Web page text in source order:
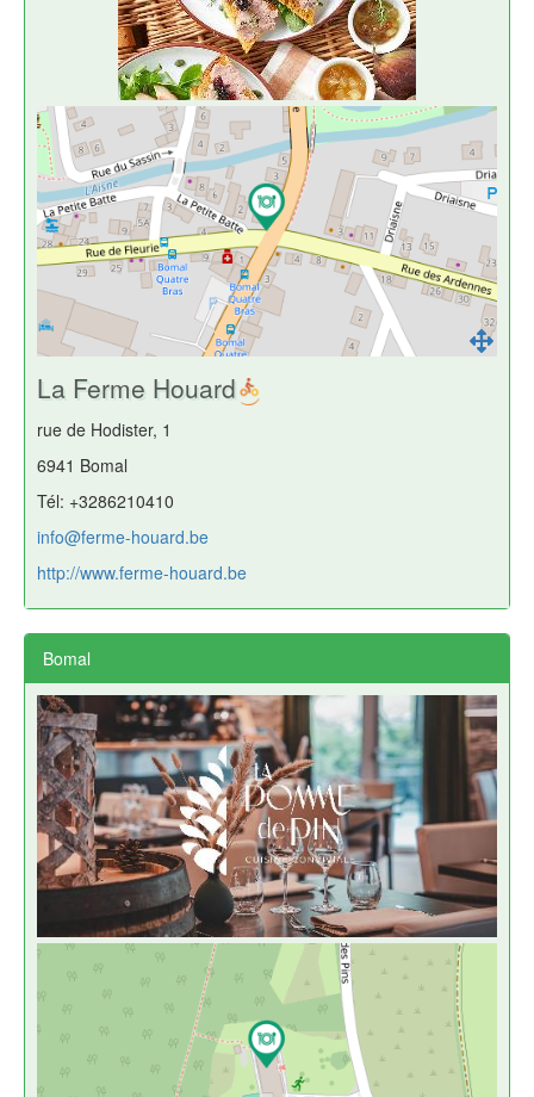
La Ferme Houard
rue de Hodister, 1
6941 Bomal
Tél: +3286210410
info@ferme-houard.be
http://www.ferme-houard.be
Bomal